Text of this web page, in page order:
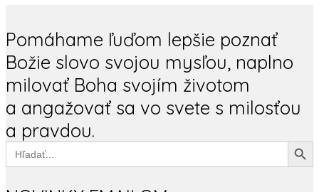
Pomáhame ľuďom lepšie poznať
Božie slovo svojou mysľou, naplno
milovať Boha svojím životom
a angažovať sa vo svete s milosťou
a pravdou.
Search
for:
Search Button